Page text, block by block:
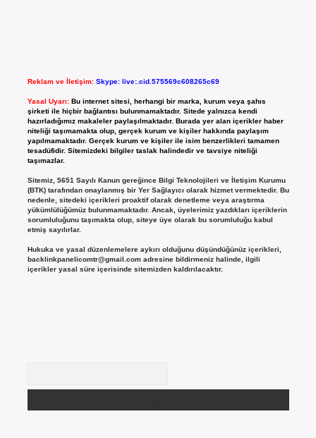
Reklam ve İletişim: Skype: live:.cid.575569c608265c69
Yasal Uyarı: Bu internet sitesi, herhangi bir marka, kurum veya şahıs
şirketi ile hiçbir bağlantısı bulunmamaktadır. Sitede yalnızca kendi
hazırladığımız makaleler paylaşılmaktadır. Burada yer alan içerikler haber
niteliği taşımamakta olup, gerçek kurum ve kişiler hakkında paylaşım
yapılmamaktadır. Gerçek kurum ve kişiler ile isim benzerlikleri tamamen
tesadüfidir. Sitemizdeki bilgiler taslak halindedir ve tavsiye niteliği
taşımazlar.
Sitemiz, 5651 Sayılı Kanun gereğince Bilgi Teknolojileri ve İletişim Kurumu
(BTK) tarafından onaylanmış bir Yer Sağlayıcı olarak hizmet vermektedir. Bu
nedenle, sitedeki içerikleri proaktif olarak denetleme veya araştırma
yükümlülüğümüz bulunmamaktadır. Ancak, üyelerimiz yazdıkları içeriklerin
sorumluluğunu taşımakta olup, siteye üye olarak bu sorumluluğu kabul
etmiş sayılırlar.
Hukuka ve yasal düzenlemelere aykırı olduğunu düşündüğünüz içerikleri,
backlinkpanelicomtr@gmail.comadresine bildirmeniz halinde, ilgili
içerikler yasal süre içerisinde sitemizden kaldırılacaktır.